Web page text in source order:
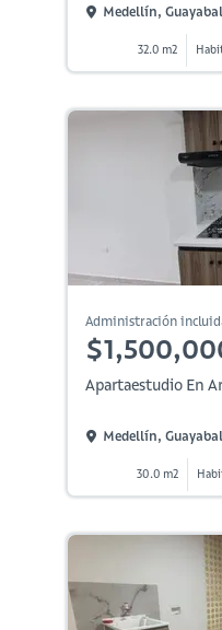
Medellín,
32.0 m2
Administración
Apartaestudio En
Medellín,
30.0 m2